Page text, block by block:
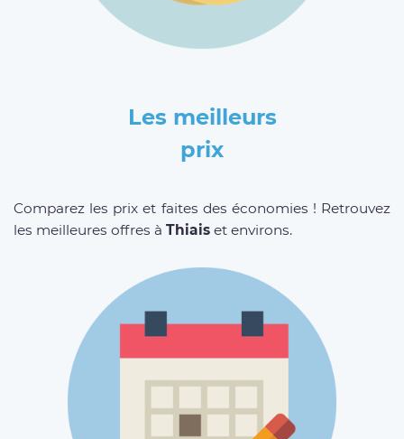
Les meilleurs
prix
Comparez les prix et faites des économies ! Retrouvez
les meilleures offres à Thiais et environs.